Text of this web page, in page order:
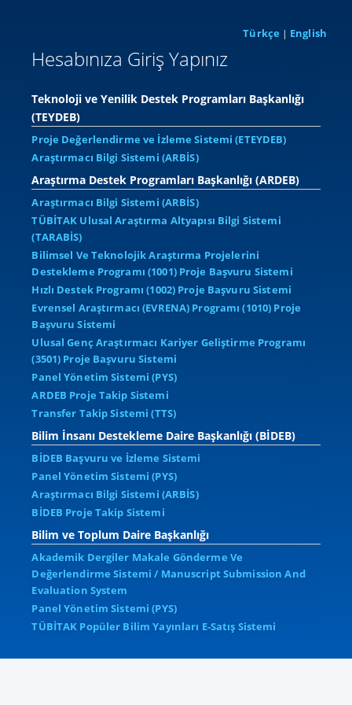
Türkçe | English
Hesabınıza Giriş Yapınız
Teknoloji ve Yenilik Destek Programları Başkanlığı
(TEYDEB)
Proje Değerlendirme ve İzleme Sistemi (ETEYDEB)
Araştırmacı Bilgi Sistemi (ARBİS)
Araştırma Destek Programları Başkanlığı (ARDEB)
Araştırmacı Bilgi Sistemi (ARBİS)
TÜBİTAK Ulusal Araştırma Altyapısı Bilgi Sistemi
(TARABİS)
Bilimsel Ve Teknolojik Araştırma Projelerini
Destekleme Programı (1001) Proje Başvuru Sistemi
Hızlı Destek Programı (1002) Proje Başvuru Sistemi
Evrensel Araştırmacı (EVRENA) Programı (1010) Proje
Başvuru Sistemi
Ulusal Genç Araştırmacı Kariyer Geliştirme Programı
(3501) Proje Başvuru Sistemi
Panel Yönetim Sistemi (PYS)
ARDEB Proje Takip Sistemi
Transfer Takip Sistemi (TTS)
Bilim İnsanı Destekleme Daire Başkanlığı (BİDEB)
BİDEB Başvuru ve İzleme Sistemi
Panel Yönetim Sistemi (PYS)
Araştırmacı Bilgi Sistemi (ARBİS)
BİDEB Proje Takip Sistemi
Bilim ve Toplum Daire Başkanlığı
Akademik Dergiler Makale Gönderme Ve
Değerlendirme Sistemi / Manuscript Submission And
Evaluation System
Panel Yönetim Sistemi (PYS)
TÜBİTAK Popüler Bilim Yayınları E-Satış Sistemi